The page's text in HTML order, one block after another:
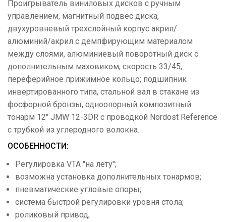
Проигрыватель виниловых дисков c ручным
управлением, магнитный подвес диска,
двухуровневый трехслойный корпус акрил/
алюминий/акрил с демпфирующим материалом
между слоями, алюминиевый поворотный диск с
дополнительным маховиком, скорость 33/45,
переферийное прижимное кольцо; подшипник
инвертированного типа, стальной вал в стакане из
фосфорной бронзы, одноопорный композитный
тонарм 12" JMW 12-3DR с проводкой Nordost Reference
с трубкой из углеродного волокна.
ОСОБЕННОСТИ:
Регулировка VTA "на лету";
возможна установка дополнительных тонармов;
пневматические угловые опоры;
система быстрой регулировки уровня стола;
роликовый привод;